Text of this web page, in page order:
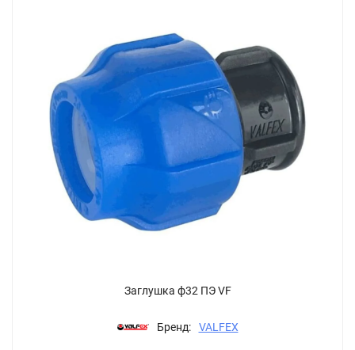
Заглушка ф32 ПЭ VF
Бренд: VALFEX